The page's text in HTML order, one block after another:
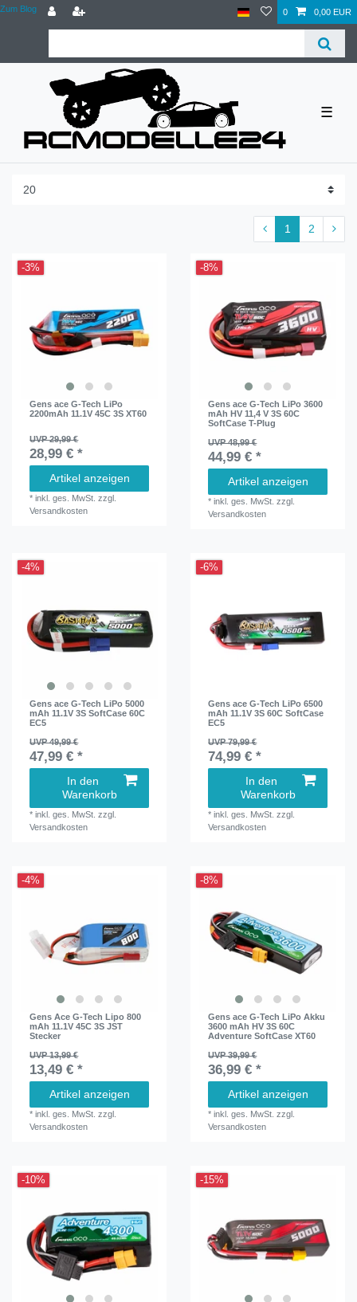
Zum Blog 0 0,00 EUR
☰
1 2
-3%
Gens ace G-Tech LiPo
2200mAh 11.1V 45C 3S XT60
UVP 29,99 €
28,99 € *
Artikel anzeigen
*inkl. ges. MwSt. zzgl.
Versandkosten
-8%
Gens ace G-Tech LiPo 3600
mAh HV 11,4 V 3S 60C
SoftCase T-Plug
UVP 48,99 €
44,99 € *
Artikel anzeigen
*inkl. ges. MwSt. zzgl.
Versandkosten
-4%
Gens ace G-Tech LiPo 5000
mAh 11.1V 3S SoftCase 60C
EC5
UVP 49,99 €
47,99 € *
In den
Warenkorb
*inkl. ges. MwSt. zzgl.
Versandkosten
-6%
Gens ace G-Tech LiPo 6500
mAh 11.1V 3S 60C SoftCase
EC5
UVP 79,99 €
74,99 € *
In den
Warenkorb
*inkl. ges. MwSt. zzgl.
Versandkosten
-4%
Gens Ace G-Tech Lipo 800
mAh 11.1V 45C 3S JST
Stecker
UVP 13,99 €
13,49 € *
Artikel anzeigen
*inkl. ges. MwSt. zzgl.
Versandkosten
-8%
Gens ace G-Tech LiPo Akku
3600 mAh HV 3S 60C
Adventure SoftCase XT60
UVP 39,99 €
36,99 € *
Artikel anzeigen
*inkl. ges. MwSt. zzgl.
Versandkosten
-10% -15%